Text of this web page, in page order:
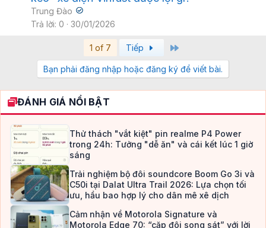
Trung Đào
Trả lời 0 30/01/2026
1 of 7 Tiếp
Bạn phải đăng nhập hoặc đăng ký để viết bài.
ĐÁNH GIÁ NỔI BẬT
Thử thách "vắt kiệt" pin realme P4 Power
trong 24h: Tưởng "dễ ăn" và cái kết lúc 1 giờ
sáng
Trải nghiệm bộ đôi soundcore Boom Go 3i và
C50i tại Dalat Ultra Trail 2026: Lựa chọn tối
ưu, hầu bao hợp lý cho dân mê xê dịch
Cảm nhận về Motorola Signature và
Motorola Edge 70: “cặp đôi song sát” với lời